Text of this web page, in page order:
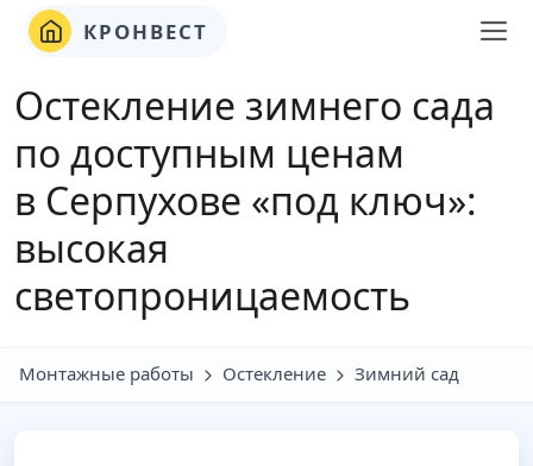
КРОНВЕСТ
Остекление зимнего сада
по доступным ценам
в Серпухове «под ключ»:
высокая
светопроницаемость
Монтажные работы Остекление Зимний сад